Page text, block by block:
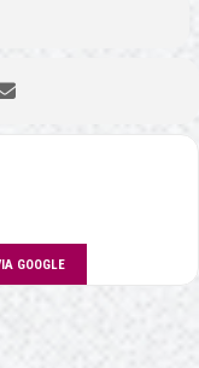
GOOGLE